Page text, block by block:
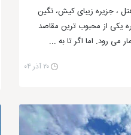
، جزیره زیبای کیش، نگین
یکی از محبوب ترین مقاصد
می رود. اما اگر تا به ...
۲۰ آذر ۰۴